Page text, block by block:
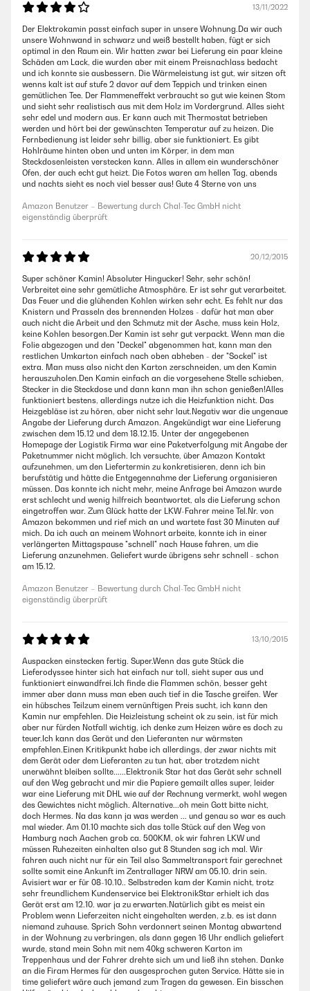
13/11/2022
Der Elektrokamin passt einfach super in unsere Wohnung.Da wir auch
unsere Wohnwand in schwarz und weiß bestellt haben, fügt er sich
optimal in den Raum ein. Wir hatten zwar bei Lieferung ein paar kleine
Schäden am Lack, die wurden aber mit einem Preisnachlass bedacht
und ich konnte sie ausbessern. Die Wärmeleistung ist gut, wir sitzen oft
wenns kalt ist auf stufe 2 davor auf dem Teppich und trinken einen
gemütlichen Tee. Der Flammeneffekt verbraucht so gut wie keinen Stom
und sieht sehr realistisch aus mit dem Holz im Vordergrund. Alles sieht
sehr edel und modern aus. Er kann auch mit Thermostat betrieben
werden und hört bei der gewünschten Temperatur auf zu heizen. Die
Fernbedienung ist leider sehr billig, aber sie funktioniert. Es gibt
Hohlräume hinten oben und unten im Körper, in dem man
Steckdosenleisten verstecken kann. Alles in allem ein wunderschöner
Ofen, der auch echt gut heizt. Die Fotos waren am hellen Tag, abends
und nachts sieht es noch viel besser aus! Gute 4 Sterne von uns
Amazon Benutzer – Bewertung durch Chal-Tec GmbH nicht
eigenständig überprüft
20/12/2015
Super schöner Kamin! Absoluter Hingucker! Sehr, sehr schön!
Verbreitet eine sehr gemütliche Atmosphäre. Er ist sehr gut verarbeitet.
Das Feuer und die glühenden Kohlen wirken sehr echt. Es fehlt nur das
Knistern und Prasseln des brennenden Holzes - dafür hat man aber
auch nicht die Arbeit und den Schmutz mit der Asche, muss kein Holz,
keine Kohlen besorgen.Der Kamin ist sehr gut verpackt. Wenn man die
Folie abgezogen und den "Deckel" abgenommen hat, kann man den
restlichen Umkarton einfach nach oben abheben - der "Sockel" ist
extra. Man muss also nicht den Karton zerschneiden, um den Kamin
herauszuholen.Den Kamin einfach an die vorgesehene Stelle schieben,
Stecker in die Steckdose und dann kann man ihn schon genießen!Alles
funktioniert bestens, allerdings nutze ich die Heizfunktion nicht. Das
Heizgebläse ist zu hören, aber nicht sehr laut.Negativ war die ungenaue
Angabe der Lieferung durch Amazon. Angekündigt war eine Lieferung
zwischen dem 15.12 und dem 18.12.15. Unter der angegebenen
Homepage der Logistik Firma war eine Paketverfolgung mit Angabe der
Paketnummer nicht möglich. Ich versuchte, über Amazon Kontakt
aufzunehmen, um den Liefertermin zu konkretisieren, denn ich bin
berufstätig und hätte die Entgegennahme der Lieferung organisieren
müssen. Das konnte ich nicht mehr, meine Anfrage bei Amazon wurde
erst schlecht und wenig hilfreich beantwortet, als die Lieferung schon
eingetroffen war. Zum Glück hatte der LKW-Fahrer meine Tel.Nr. von
Amazon bekommen und rief mich an und wartete fast 30 Minuten auf
mich. Da ich auch an meinem Wohnort arbeite, konnte ich in einer
verlängerten Mittagspause "schnell" nach Hause fahren, um die
Lieferung anzunehmen. Geliefert wurde übrigens sehr schnell - schon
am 15.12.
Amazon Benutzer – Bewertung durch Chal-Tec GmbH nicht
eigenständig überprüft
13/10/2015
Auspacken einstecken fertig. Super.Wenn das gute Stück die
Lieferodyssee hinter sich hat einfach nur toll, sieht super aus und
funktioniert einwandfrei.Ich finde die Flammen schön, besser geht
immer aber dann muss man eben auch tief in die Tasche greifen. Wer
ein hübsches Teilzum einem vernünftigen Preis sucht, ich kann den
Kamin nur empfehlen. Die Heizleistung scheint ok zu sein, ist für mich
aber nur fürden Notfall wichtig, ich denke zum Heizen wäre es doch zu
teuer.Ich kann das Gerät und den Lieferanten nur wärmsten
empfehlen.Einen Kritikpunkt habe ich allerdings, der zwar nichts mit
dem Gerät oder dem Lieferanten zu tun hat, aber trotzdem nicht
unerwähnt bleiben sollte......Elektronik Star hat das Gerät sehr schnell
auf den Weg gebracht und mir die Papiere gemailt alles super, leider
war eine Lieferung mit DHL wie auf der Rechnung vermerkt, wohl wegen
des Gewichtes nicht möglich. Alternative...oh mein Gott bitte nicht,
doch Hermes. Na das kann ja was werden ... und genau so war es auch
mal wieder. Am 01.10 machte sich das tolle Stück auf den Weg von
Hamburg nach Aachen grob ca. 500KM, ok wir fahren LKW und
müssen Ruhezeiten einhalten also gut 8 Stunden sag ich mal. Wir
fahren auch nicht nur für ein Teil also Sammeltransport fair gerechnet
sollte somit eine Ankunft im Zentrallager NRW am 05.10. drin sein.
Avisiert war er für 08-10.10.. Selbstreden kam der Kamin nicht, trotz
sehr freundlichem Kundenservice bei ElektronikStar erhielt ich das
Gerät erst am 12.10. war ja zu erwarten.Natürlich gibt es meist ein
Problem wenn Lieferzeiten nicht eingehalten werden, z.b. es ist dann
niemand zuhause. Sprich Sohn verdonnert seinen Montag abwartend
in der Wohnung zu verbringen, als dann gegen 16 Uhr endlich geliefert
wurde, stand mein Sohn mit nem 40kg schweren Karton im
Treppenhaus und der Fahrer drehte sich um und ließ ihn stehen. Danke
an die Firam Hermes für den ausgesprochen guten Service. Hätte sie in
time geliefert wäre auch jemand zum Tragen da gewesen. Ein bisschen